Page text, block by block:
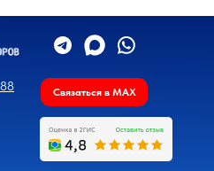
Связаться в MAX